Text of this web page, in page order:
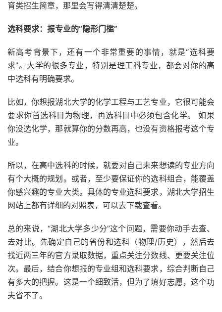
育类招生简章，那里会写得清清楚楚。
选科要求：报专业的“隐形门槛”
新高考背景下，还有一个非常重要的事情，就是“选科要
求”。大学的很多专业，特别是理工科专业，都会对你的高
中选科有明确要求。
比如，你想报湖北大学的化学工程与工艺专业，它很可能会
要求你首选科目为物理，再选科目中必须包含化学。 如果
你没选化学，那就算你的分数再高，也没有资格报考这个专
业。
所以，在高中选科的时候，就要对自己未来想读的专业方向
有个大概的规划。或者，至少要保证你的选科组合，能覆盖
你感兴趣的专业大类。具体的专业选科要求，湖北大学招生
网站上都有详细的对照表，可以去下载查看。
总的来说，“湖北大学多少分”这个问题，需要你动手去查、
去对比。先确定自己的省份和选科（物理/历史），然后去
找近两三年的官方录取数据，重点关注分数线、更要关注位
次。最后，结合你想报的专业组和选科要求，综合判断自己
有多大的把握。这是一个细致活，但为了填好志愿，这个功
夫省不了。